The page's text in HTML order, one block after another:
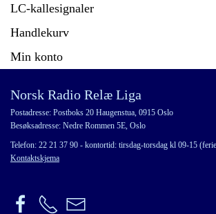
LC-kallesignaler
Handlekurv
Min konto
Norsk Radio Relæ Liga
Postadresse: Postboks 20 Haugenstua, 0915 Oslo
Besøksadresse: Nedre Rommen 5E, Oslo
Telefon: 22 21 37 90 - kontortid: tirsdag-torsdag kl 09-15
Kontaktskjema